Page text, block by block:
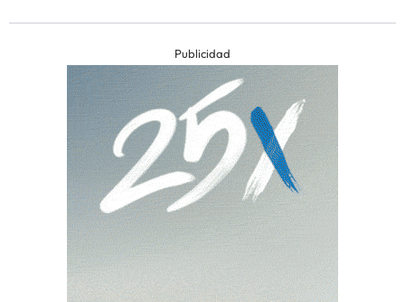
Publicidad